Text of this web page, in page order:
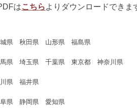
はこちら よりダウンロードできま
県 秋田県 山形県 福島県
県 埼玉県 千葉県 東京都 神奈川県
県 福井県
県 静岡県 愛知県